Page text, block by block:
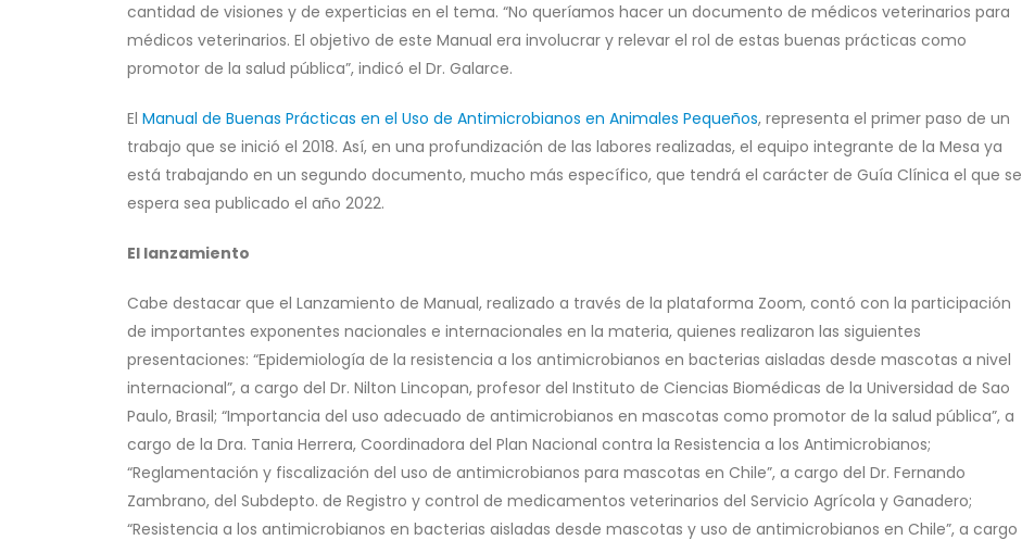
cantidad de visiones y de experticias en el tema. “No queríamos hacer un documento de médicos veterinarios para
médicos veterinarios. El objetivo de este Manual era involucrar y relevar el rol de estas buenas prácticas como
promotor de la salud pública”, indicó el Dr. Galarce.
El Manual de Buenas Prácticas en el Uso de Antimicrobianos en Animales Pequeños, representa el primer paso de un
trabajo que se inició el 2018. Así, en una profundización de las labores realizadas, el equipo integrante de la Mesa ya
está trabajando en un segundo documento, mucho más específico, que tendrá el carácter de Guía Clínica el que se
espera sea publicado el año 2022.
El lanzamiento
Cabe destacar que el Lanzamiento de Manual, realizado a través de la plataforma Zoom, contó con la participación
de importantes exponentes nacionales e internacionales en la materia, quienes realizaron las siguientes
presentaciones: “Epidemiología de la resistencia a los antimicrobianos en bacterias aisladas desde mascotas a nivel
internacional”, a cargo del Dr. Nilton Lincopan, profesor del Instituto de Ciencias Biomédicas de la Universidad de Sao
Paulo, Brasil; “Importancia del uso adecuado de antimicrobianos en mascotas como promotor de la salud pública”, a
cargo de la Dra. Tania Herrera, Coordinadora del Plan Nacional contra la Resistencia a los Antimicrobianos;
“Reglamentación y fiscalización del uso de antimicrobianos para mascotas en Chile”, a cargo del Dr. Fernando
Zambrano, del Subdepto. de Registro y control de medicamentos veterinarios del Servicio Agrícola y Ganadero;
“Resistencia a los antimicrobianos en bacterias aisladas desde mascotas y uso de antimicrobianos en Chile”, a cargo